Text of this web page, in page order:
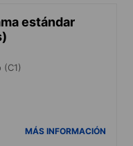
estándar
(C1)
MÁS INFORMACIÓN